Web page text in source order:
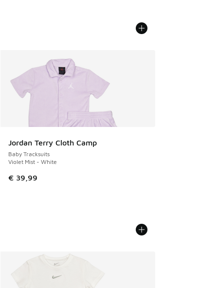
Jordan Terry Cloth Camp
Baby Tracksuits
Violet Mist - White
€ 39,99